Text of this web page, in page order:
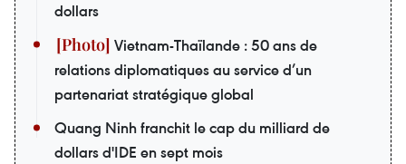
dollars
Vietnam-Thaïlande : 50 ans de
relations diplomatiques au service d’un
partenariat stratégique global
Quang Ninh franchit le cap du milliard de
dollars d'IDE en sept mois